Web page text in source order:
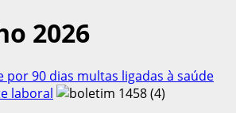
2026
por 90 dias multas ligadas à saúde
laboral